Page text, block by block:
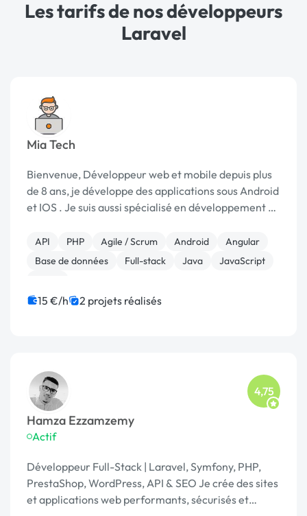
Les tarifs de nos développeurs
Laravel
Mia Tech
Bienvenue, Développeur web et mobile depuis plus
de 8 ans, je développe des applications sous Android
et IOS . Je suis aussi spécialisé en développement de
conception jusqu'à sa mise en p...
API PHP Agile / Scrum Android
Angular
Base de données
Full-stack Java
JavaScript
15 €/h 2 projets réalisés
Hamza Ezzamzemy
Actif
4,75
Développeur Full-Stack | Laravel, Symfony, PHP,
PrestaShop, WordPress, API & SEO Je crée des sites
et applications web performants, sécurisés et